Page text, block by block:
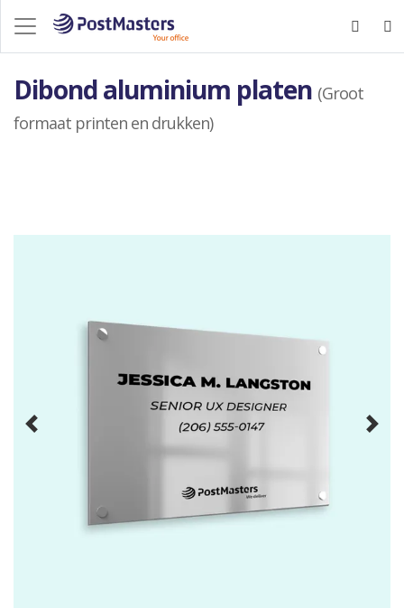
Dibond aluminium platen (Groot
formaat printen en drukken)